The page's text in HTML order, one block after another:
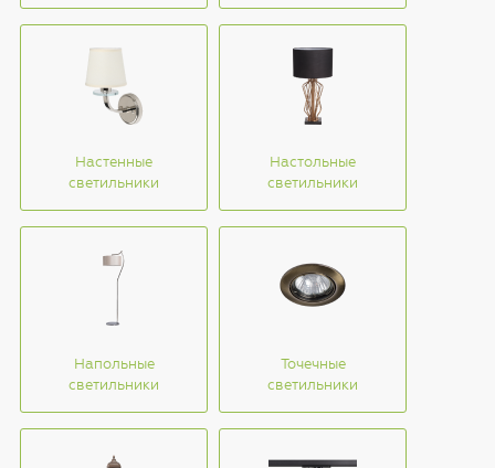
Настенные
светильники
Настольные
светильники
Напольные
светильники
Точечные
светильники